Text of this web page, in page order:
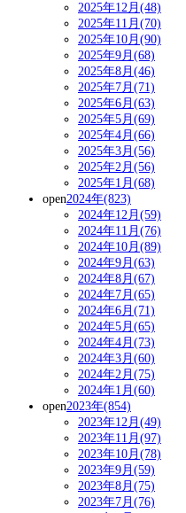
2025年12月(48)
2025年11月(70)
2025年10月(90)
2025年9月(68)
2025年8月(46)
2025年7月(71)
2025年6月(63)
2025年5月(69)
2025年4月(66)
2025年3月(56)
2025年2月(56)
2025年1月(68)
open2024年(823)
2024年12月(59)
2024年11月(76)
2024年10月(89)
2024年9月(63)
2024年8月(67)
2024年7月(65)
2024年6月(71)
2024年5月(65)
2024年4月(73)
2024年3月(60)
2024年2月(75)
2024年1月(60)
open2023年(854)
2023年12月(49)
2023年11月(97)
2023年10月(78)
2023年9月(59)
2023年8月(75)
2023年7月(76)